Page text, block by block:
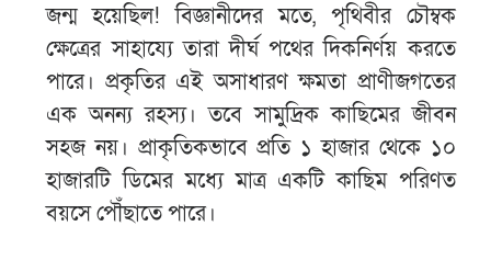
জন্ম হয়েছিল! বিজ্ঞানীদের মতে, পৃথিবীর চৌম্বক
ক্ষেত্রের সাহায্যে তারা দীর্ঘ পথের দিকনির্ণয় করতে
পারে। প্রকৃতির এই অসাধারণ ক্ষমতা প্রাণীজগতের
এক অনন্য রহস্য। তবে সামুদ্রিক কাছিমের জীবন
সহজ নয়। প্রাকৃতিকভাবে প্রতি ১ হাজার থেকে ১০
হাজারটি ডিমের মধ্যে মাত্র একটি কাছিম পরিণত
বয়সে পৌঁছাতে পারে।